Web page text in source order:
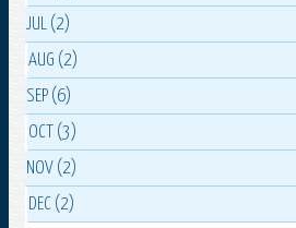
JUL (2)
AUG (2)
SEP (6)
OCT (3)
NOV (2)
DEC (2)